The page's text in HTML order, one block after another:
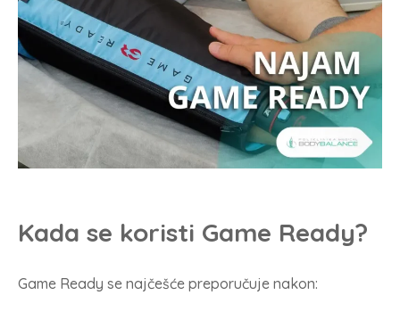
Kada se koristi Game Ready?
Game Ready se najčešće preporučuje nakon: